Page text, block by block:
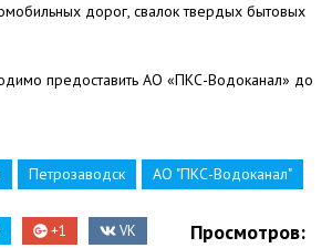
дорог, свалок твердых бытовых
предоставить АО «ПКС-Водоканал» до
Петрозаводск АО "ПКС-Водоканал"
+1 VK
Просмотров: